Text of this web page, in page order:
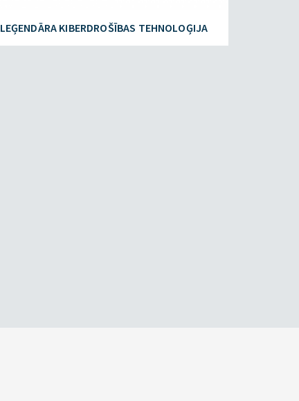
LEĢENDĀRA KIBERDROŠĪBAS TEHNOLOĢIJA